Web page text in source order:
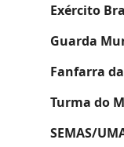
Exército
Guarda
Fanfarra
Turma do
SEMAS/